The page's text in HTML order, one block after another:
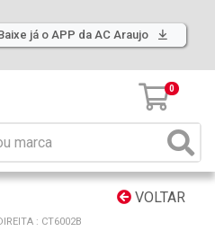
já o APP da AC Araujo
0
VOLTAR
: CT6002B